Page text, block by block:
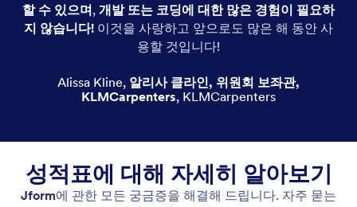
할 수 있으며, 개발 또는 코딩에 대한 많은 경험이 필요하
지 않습니다! 이것을 사랑하고 앞으로도 많은 해 동안 사
용할 것입니다!
Alissa Kline, 알리사 클라인, 위원회 보좌관,
KLMCarpenters, KLMCarpenters
성적표에 대해 자세히 알아보기
Jform에 관한 모든 궁금증을 해결해 드립니다. 자주 묻는